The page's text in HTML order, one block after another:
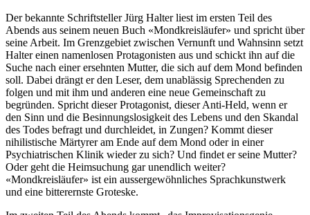
Der bekannte Schriftsteller Jürg Halter liest im ersten Teil des
Abends aus seinem neuen Buch «Mondkreisläufer» und spricht über
seine Arbeit. Im Grenzgebiet zwischen Vernunft und Wahnsinn setzt
Halter einen namenlosen Protagonisten aus und schickt ihn auf die
Suche nach einer ersehnten Mutter, die sich auf dem Mond befinden
soll. Dabei drängt er den Leser, dem unablässig Sprechenden zu
folgen und mit ihm und anderen eine neue Gemeinschaft zu
begründen. Spricht dieser Protagonist, dieser Anti-Held, wenn er
den Sinn und die Besinnungslosigkeit des Lebens und den Skandal
des Todes befragt und durchleidet, in Zungen? Kommt dieser
nihilistische Märtyrer am Ende auf dem Mond oder in einer
Psychiatrischen Klinik wieder zu sich? Und findet er seine Mutter?
Oder geht die Heimsuchung gar unendlich weiter?
«Mondkreisläufer» ist ein aussergewöhnliches Sprachkunstwerk
und eine bitterernste Groteske.